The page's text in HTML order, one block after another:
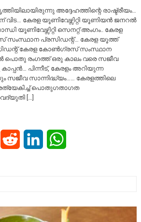
അദ്ദേഹത്തിന്റെ രാഷ്ട്രീയം…
വിട… കേരള യൂണിവേഴ്സിറ്റി യൂണിയൻ ജനറൽ
യൂണിവേഴ്സിറ്റി സെനറ്റ് അംഗം.. കേരള
സംസ്ഥാന പ്രസിഡന്റ്… കേരള യൂത്ത്
കേരള കോൺഗ്രസ്‌ സംസ്ഥാന
പൊതു രംഗത്ത് ഒരു കാലം വരെ സജീവ
പിന്നീട്, കേരളം അറിയുന്ന
സാന്നിദ്ധ്യം…… ​കേരളത്തിലെ
പൊതുഗതാഗത
[…]
Email Reddit LinkedIn